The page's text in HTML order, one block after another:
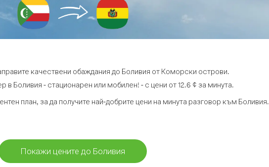
качествени обаждания до Боливия от Коморски острови.
в Боливия - стационарен или мобилен! - с цени от 12.6 ¢ за минута.
план, за да получите най-добрите цени на минута разговор към Боливия.
Покажи цените до Боливия